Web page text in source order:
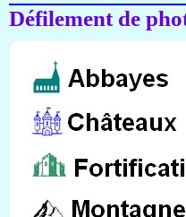
Défilement de